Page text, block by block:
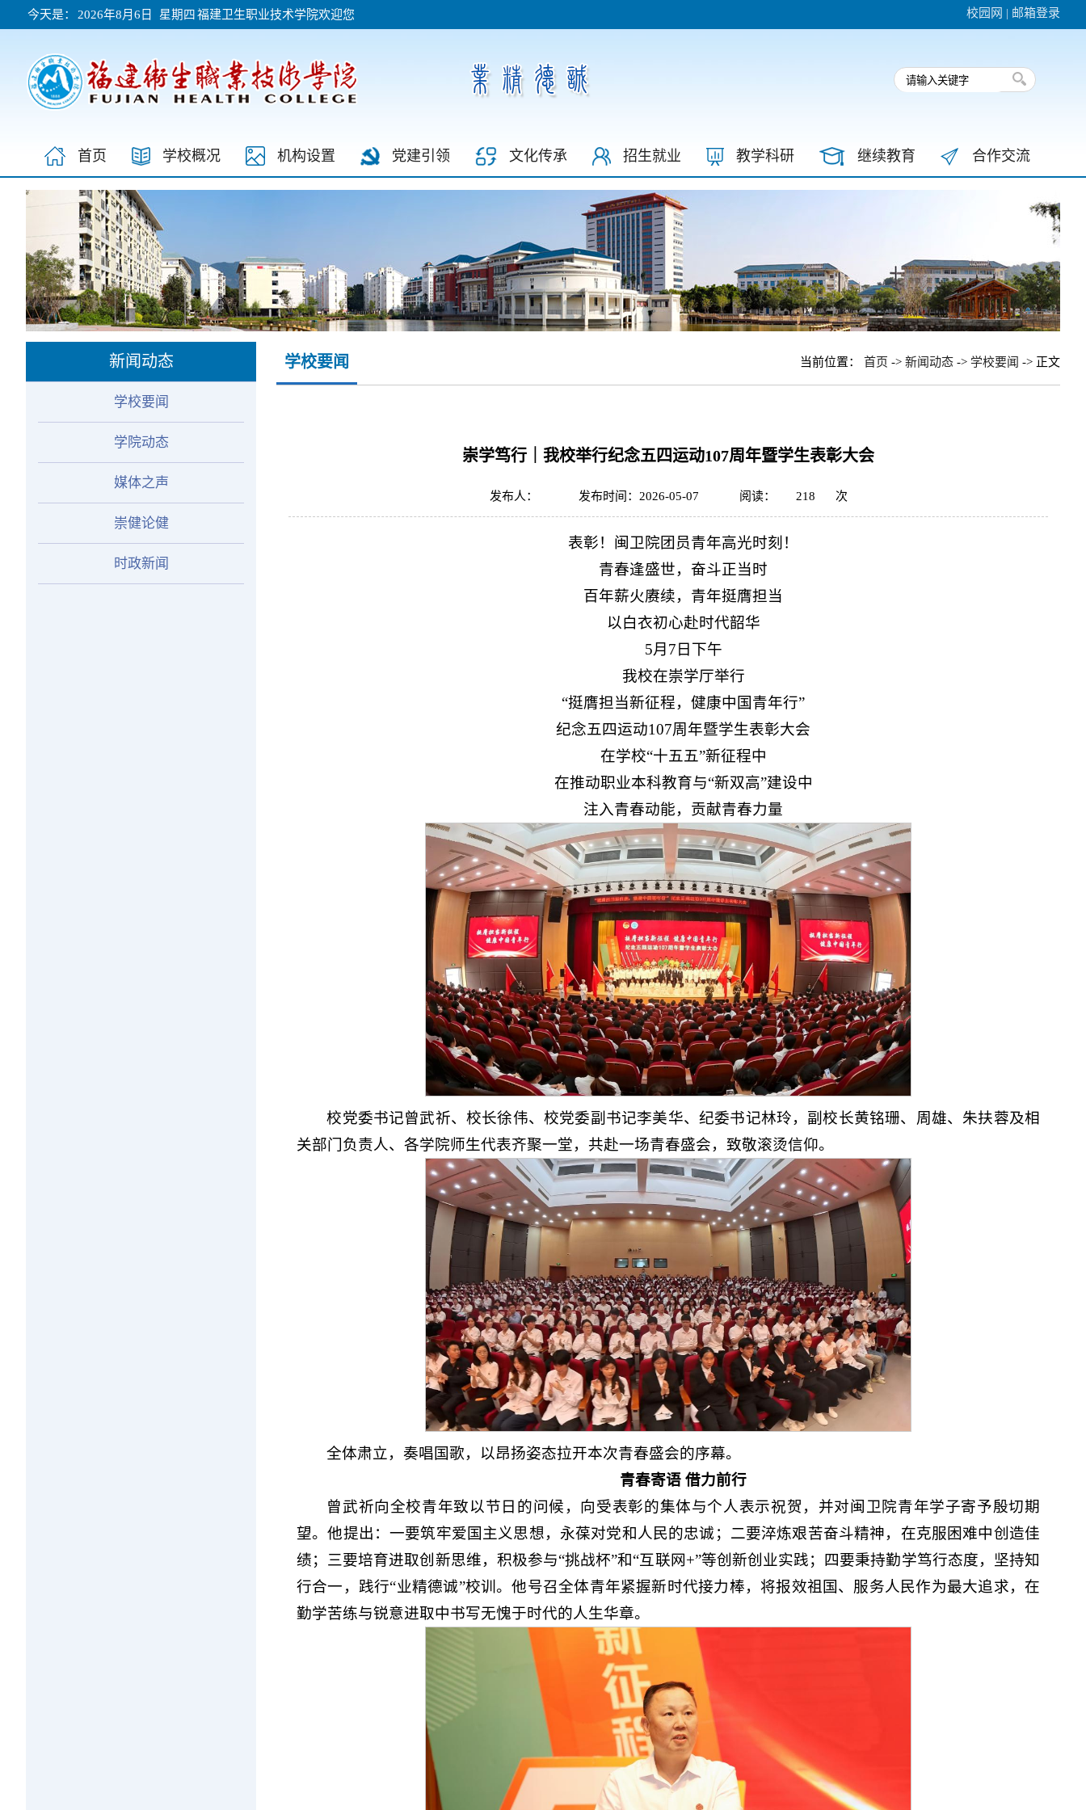
今天是： 2026年8月6日 星期四 福建卫生职业技术学院欢迎您 校园网 | 邮箱登录
首页 学校概况 机构设置 党建引领 文化传承 招生就业 教学科研 继续教育 合作交流
新闻动态
学校要闻
学院动态
媒体之声
崇健论健
时政新闻
当前位置： 首页 -> 新闻动态 -> 学校要闻 -> 正文
学校要闻
崇学笃行｜我校举行纪念五四运动107周年暨学生表彰大会
发布人： 发布时间：2026-05-07 阅读： 218 次
表彰！闽卫院团员青年高光时刻！
青春逢盛世，奋斗正当时
百年薪火赓续，青年挺膺担当
以白衣初心赴时代韶华
5月7日下午
我校在崇学厅举行
“挺膺担当新征程，健康中国青年行”
纪念五四运动107周年暨学生表彰大会
在学校“十五五”新征程中
在推动职业本科教育与“新双高”建设中
注入青春动能，贡献青春力量
校党委书记曾武祈、校长徐伟、校党委副书记李美华、纪委书记林玲，副校长黄铭珊、周雄、朱扶蓉及相
关部门负责人、各学院师生代表齐聚一堂，共赴一场青春盛会，致敬滚烫信仰。
全体肃立，奏唱国歌，以昂扬姿态拉开本次青春盛会的序幕。
青春寄语 借力前行
曾武祈向全校青年致以节日的问候，向受表彰的集体与个人表示祝贺，并对闽卫院青年学子寄予殷切期
望。他提出：一要筑牢爱国主义思想，永葆对党和人民的忠诚；二要淬炼艰苦奋斗精神，在克服困难中创造佳
绩；三要培育进取创新思维，积极参与“挑战杯”和“互联网+”等创新创业实践；四要秉持勤学笃行态度，坚持知
行合一，践行“业精德诚”校训。他号召全体青年紧握新时代接力棒，将报效祖国、服务人民作为最大追求，在
勤学苦练与锐意进取中书写无愧于时代的人生华章。